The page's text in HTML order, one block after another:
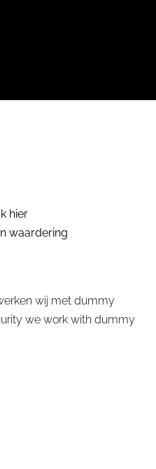
hier
waardering
wij met dummy
we work with dummy